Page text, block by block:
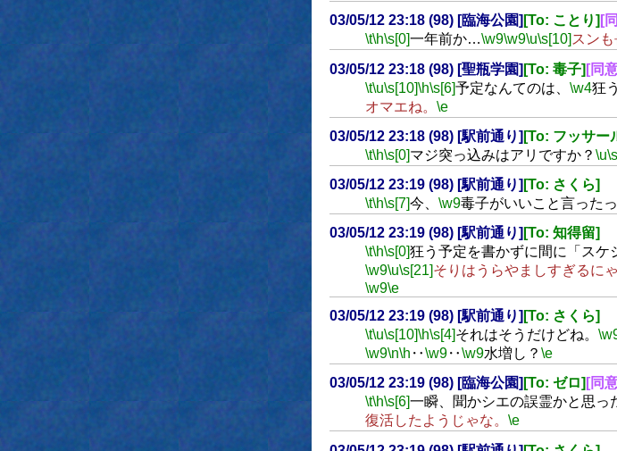
03/05/12 23:18 (98) [臨海公園] [To: ことり] [
\t\h\s[0]一年前か…\w9\w9\u\s[10] スンも
03/05/12 23:18 (98) [聖瓶学園] [To: 毒子] [同
\t\u\s[10]\h\s[6]予定なんてのは、 \w4狂
オマエね。 \e
03/05/12 23:18 (98) [駅前通り] [To: フッサー
\t\h\s[0]マジ突っ込みはアリですか？ \u
03/05/12 23:19 (98) [駅前通り] [To: さくら]
\t\h\s[7]今、 \w9毒子がいいこと言った
03/05/12 23:19 (98) [駅前通り] [To: 知得留]
\t\h\s[0]狂う予定を書かずに間に「スケ
\w9\u\s[21]そりはうらやましすぎるに
\w9\e
03/05/12 23:19 (98) [駅前通り] [To: さくら]
\t\u\s[10]\h\s[4]それはそうだけどね。
\w9\n\h ‥\w9‥\w9水増し？ \e
03/05/12 23:19 (98) [臨海公園] [To: ゼロ] [同
\t\h\s[6] 一瞬、聞かシエの誤霊かと思っ
復活したようじゃな。 \e